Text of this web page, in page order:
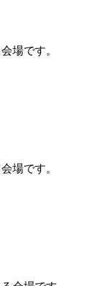
場です。
場です。